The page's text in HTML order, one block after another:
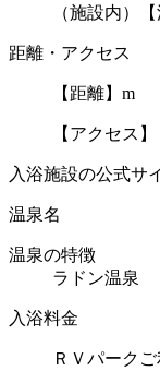
（施設内）
距離・アクセス
【距離】m
【アクセス】
入浴施設の公式サ
温泉名
温泉の特徴
ラドン温泉
入浴料金
ＲＶパーク